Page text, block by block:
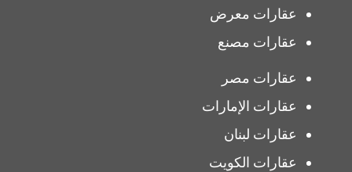
عقارات معرض
عقارات مصنع
عقارات مصر
عقارات الإمارات
عقارات لبنان
عقارات الكويت